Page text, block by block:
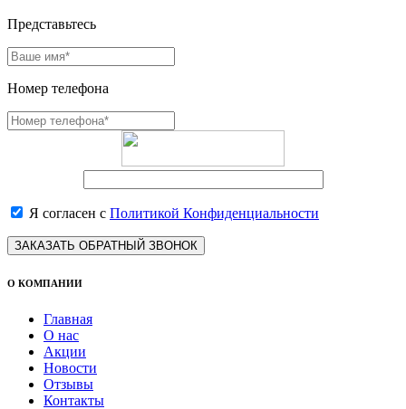
Представьтесь
Номер телефона
Я согласен с Политикой Конфиденциальности
ЗАКАЗАТЬ ОБРАТНЫЙ ЗВОНОК
О КОМПАНИИ
Главная
О нас
Акции
Новости
Отзывы
Контакты